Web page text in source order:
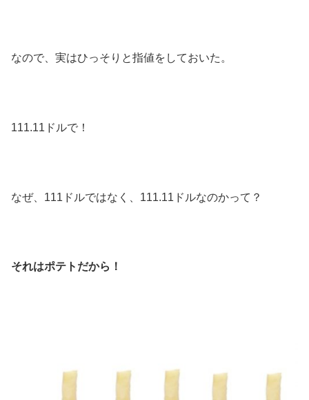
なので、実はひっそりと指値をしておいた。
111.11ドルで！
なぜ、111ドルではなく、111.11ドルなのかって？
それはポテトだから！